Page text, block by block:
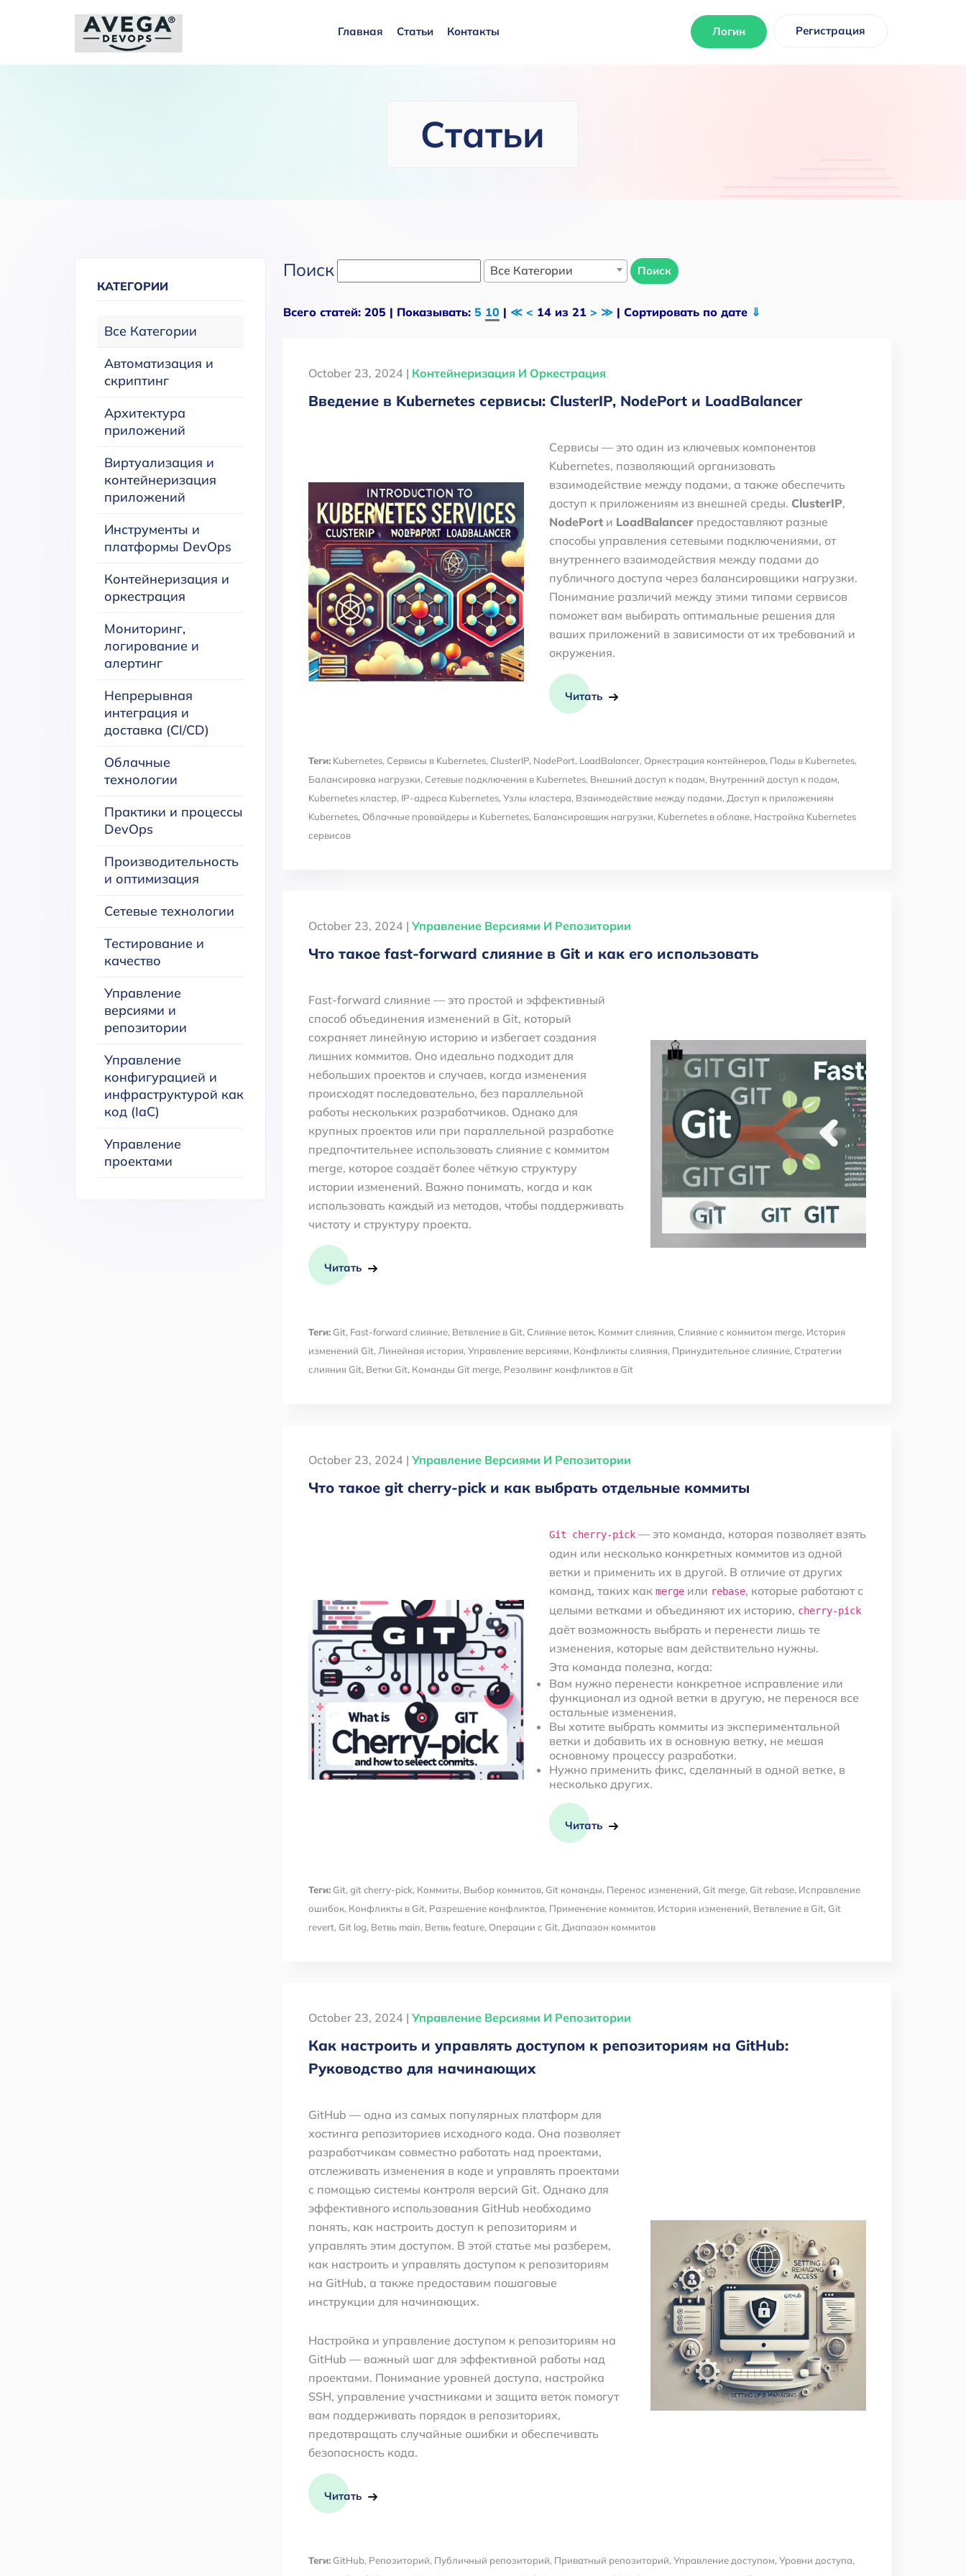
Главная Статьи Контакты Логин Регистрация
Статьи
КАТЕГОРИИ
Все Категории
Автоматизация и
скриптинг
Архитектура
приложений
Виртуализация и
контейнеризация
приложений
Инструменты и
платформы DevOps
Контейнеризация и
оркестрация
Мониторинг,
логирование и
алертинг
Непрерывная
интеграция и
доставка (CI/CD)
Облачные
технологии
Практики и процессы
DevOps
Производительность
и оптимизация
Сетевые технологии
Тестирование и
качество
Управление
версиями и
репозитории
Управление
конфигурацией и
инфраструктурой как
код (IaC)
Управление
проектами
Поиск Все Категории Поиск
Всего статей: 205 | Показывать: 5 10 | ≪ < 14 из 21 > ≫ | Сортировать по дате ⇓
October 23, 2024 | Контейнеризация И Оркестрация
Введение в Kubernetes сервисы: ClusterIP, NodePort и LoadBalancer
Сервисы — это один из ключевых компонентов
Kubernetes, позволяющий организовать
взаимодействие между подами, а также обеспечить
доступ к приложениям из внешней среды. ClusterIP,
NodePort и LoadBalancer предоставляют разные
способы управления сетевыми подключениями, от
внутреннего взаимодействия между подами до
публичного доступа через балансировщики нагрузки.
Понимание различий между этими типами сервисов
поможет вам выбирать оптимальные решения для
ваших приложений в зависимости от их требований и
окружения.
Читать
Теги: Kubernetes, Сервисы в Kubernetes, ClusterIP, NodePort, LoadBalancer, Оркестрация контейнеров, Поды в Kubernetes,
Балансировка нагрузки, Сетевые подключения в Kubernetes, Внешний доступ к подам, Внутренний доступ к подам,
Kubernetes кластер, IP-адреса Kubernetes, Узлы кластера, Взаимодействие между подами, Доступ к приложениям
Kubernetes, Облачные провайдеры и Kubernetes, Балансировщик нагрузки, Kubernetes в облаке, Настройка Kubernetes
сервисов
October 23, 2024 | Управление Версиями И Репозитории
Что такое fast-forward слияние в Git и как его использовать
Fast-forward слияние — это простой и эффективный
способ объединения изменений в Git, который
сохраняет линейную историю и избегает создания
лишних коммитов. Оно идеально подходит для
небольших проектов и случаев, когда изменения
происходят последовательно, без параллельной
работы нескольких разработчиков. Однако для
крупных проектов или при параллельной разработке
предпочтительнее использовать слияние с коммитом
merge, которое создаёт более чёткую структуру
истории изменений. Важно понимать, когда и как
использовать каждый из методов, чтобы поддерживать
чистоту и структуру проекта.
Читать
Теги: Git, Fast-forward слияние, Ветвление в Git, Слияние веток, Коммит слияния, Слияние с коммитом merge, История
изменений Git, Линейная история, Управление версиями, Конфликты слияния, Принудительное слияние, Стратегии
слияния Git, Ветки Git, Команды Git merge, Резолвинг конфликтов в Git
October 23, 2024 | Управление Версиями И Репозитории
Что такое git cherry-pick и как выбрать отдельные коммиты
Git cherry-pick — это команда, которая позволяет взять
один или несколько конкретных коммитов из одной
ветки и применить их в другой. В отличие от других
команд, таких как merge или rebase, которые работают с
целыми ветками и объединяют их историю, cherry-pick
даёт возможность выбрать и перенести лишь те
изменения, которые вам действительно нужны.
Эта команда полезна, когда:
Вам нужно перенести конкретное исправление или
функционал из одной ветки в другую, не перенося все
остальные изменения.
Вы хотите выбрать коммиты из экспериментальной
ветки и добавить их в основную ветку, не мешая
основному процессу разработки.
Нужно применить фикс, сделанный в одной ветке, в
несколько других.
Читать
Теги: Git, git cherry-pick, Коммиты, Выбор коммитов, Git команды, Перенос изменений, Git merge, Git rebase, Исправление
ошибок, Конфликты в Git, Разрешение конфликтов, Применение коммитов, История изменений, Ветвление в Git, Git
revert, Git log, Ветвь main, Ветвь feature, Операции с Git, Диапазон коммитов
October 23, 2024 | Управление Версиями И Репозитории
Как настроить и управлять доступом к репозиториям на GitHub:
Руководство для начинающих
GitHub — одна из самых популярных платформ для
хостинга репозиториев исходного кода. Она позволяет
разработчикам совместно работать над проектами,
отслеживать изменения в коде и управлять проектами
с помощью системы контроля версий Git. Однако для
эффективного использования GitHub необходимо
понять, как настроить доступ к репозиториям и
управлять этим доступом. В этой статье мы разберем,
как настроить и управлять доступом к репозиториям
на GitHub, а также предоставим пошаговые
инструкции для начинающих.
Настройка и управление доступом к репозиториям на
GitHub — важный шаг для эффективной работы над
проектами. Понимание уровней доступа, настройка
SSH, управление участниками и защита веток помогут
вам поддерживать порядок в репозиториях,
предотвращать случайные ошибки и обеспечивать
безопасность кода.
Читать
Теги: GitHub, Репозиторий, Публичный репозиторий, Приватный репозиторий, Управление доступом, Уровни доступа,